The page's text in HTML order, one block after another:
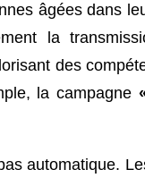
âgées dans
la
des
la campagne
automatique.